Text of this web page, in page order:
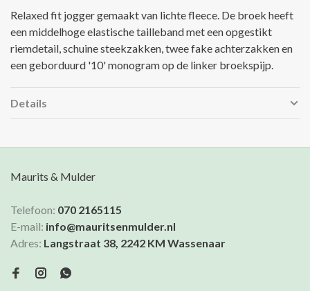
Relaxed fit jogger gemaakt van lichte fleece. De broek heeft
een middelhoge elastische tailleband met een opgestikt
riemdetail, schuine steekzakken, twee fake achterzakken en
een geborduurd '10' monogram op de linker broekspijp.
Details
Maurits & Mulder
Telefoon: 070 2165115
E-mail: info@mauritsenmulder.nl
Adres: Langstraat 38, 2242 KM Wassenaar